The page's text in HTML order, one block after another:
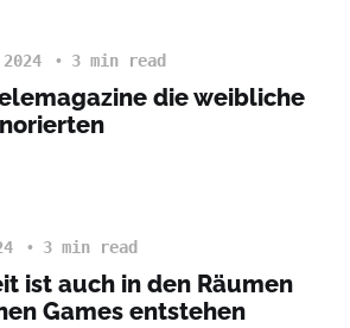
3 min read
die weibliche
3 min read
ist auch in den Räumen
Games entstehen